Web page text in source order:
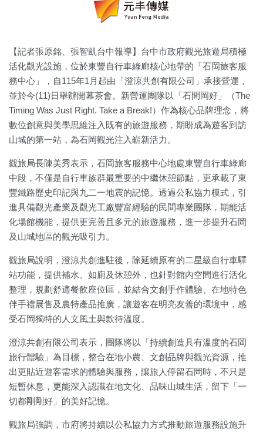
【記者張原銘、張智凱台中報導】台中市政府觀光旅遊局積極
活化觀光設施，位於東豐自行車綠廊核心地帶的「石岡旅客服
務中心」，自115年1月起由「澄涼共創有限公司」承接營運，
並於今(11)日舉辦開幕茶會。新營運團隊以「石間岡好」（The
Timing Was Just Right. Take a Break!）作為核心品牌理念，將
數位創意與美學思維注入既有的旅遊服務，期盼成為遊客到訪
山城的第一站，為石岡觀光注入嶄新活力。
觀旅局長陳美秀表示，石岡旅客服務中心地處東豐自行車綠廊
中段，不僅是自行車族群最重要的中繼休憩節點，更承載了東
豐鐵路歷史印記與九二一地震的記憶。透過公私協力模式，引
進具備觀光產業及觀光工廠豐富經驗的民間專業團隊，期能活
化場館機能，提供更完善且多元的旅遊服務，進一步提升石岡
及山城地區的觀光吸引力。
觀旅局說明，澄涼共創進駐後，除延續原有的二星級自行車驛
站功能，提供補水、如廁及休憩外，也針對館內空間進行活化
整理，規劃舒適餐飲座位區，並結合文創手作體驗、在地特色
伴手禮展售及農特產品推廣，讓遊客在明亮友善的環境中，感
受石岡獨特的人文風土與款待溫度。
澄涼共創有限公司表示，團隊將以「持續創造具有溫度的石岡
旅行體驗」為目標，整合在地小農、文創品牌與觀光資源，推
出更貼近遊客需求的體驗與服務，讓旅人停留石岡時，不只是
短暫休息，更能深入認識在地文化、品味山城生活，留下「一
切都剛剛好」的美好記憶。
觀旅局強調，市府將持續以公私協力方式推動旅遊服務設施升